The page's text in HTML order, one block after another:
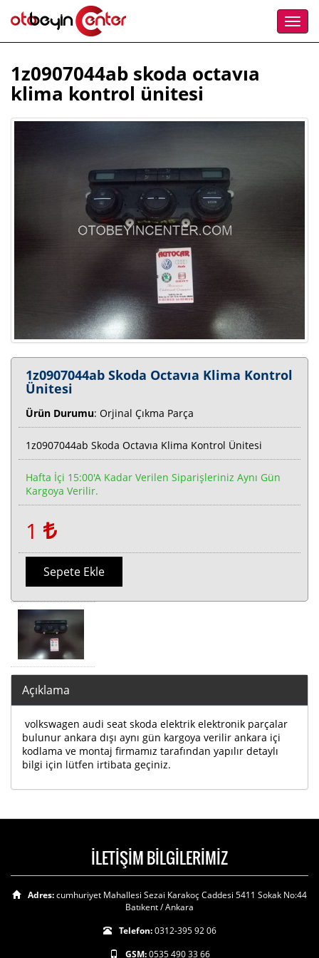
1z0907044ab skoda octavıa
klima kontrol ünitesi
1z0907044ab Skoda Octavıa Klima Kontrol
Ünitesi
Ürün Durumu: Orjinal Çıkma Parça
1z0907044ab Skoda Octavıa Klima Kontrol Ünitesi
Hafta İçi 15:00'a Kadar Verilen Siparişleriniz Aynı Gün
Kargoya Verilir.
1
Sepete Ekle
Açıklama
volkswagen audi seat skoda elektrik elektronik parçalar
bulunur ankara dışı aynı gün kargoya verilir ankara içi
kodlama ve montaj firmamız tarafından yapılır detaylı
bilgi için lütfen irtibata geçiniz.
İLETİŞİM BİLGİLERİMİZ
Adres:cumhuriyet Mahallesi Sezai Karakoç Caddesi 5411 Sokak No:44
Batıkent / Ankara
Telefon:0312-395 92 06
GSM:0535 490 33 66